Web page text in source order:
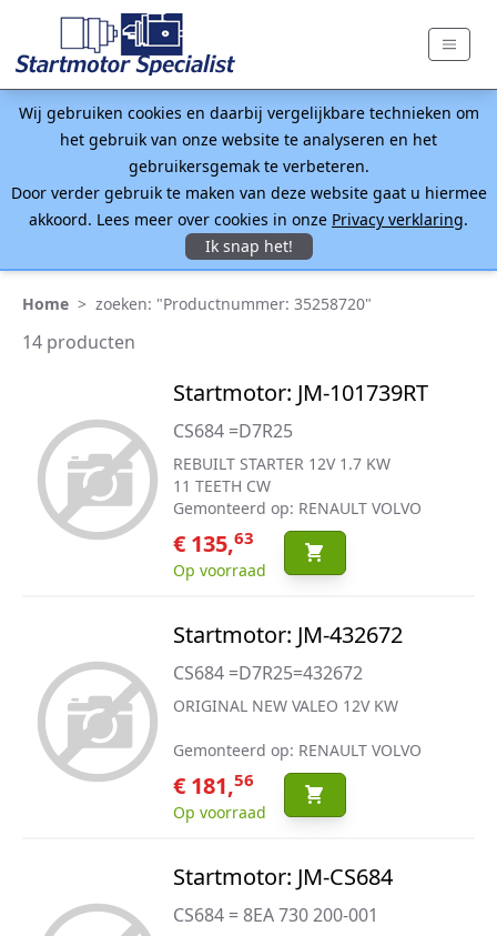
Wij gebruiken cookies en daarbij vergelijkbare technieken om
het gebruik van onze website te analyseren en het
gebruikersgemak te verbeteren.
Door verder gebruik te maken van deze website gaat u hiermee
akkoord. Lees meer over cookies in onze Privacy verklaring.
Ik snap het!
Home > zoeken: "Productnummer: 35258720"
14 producten
Startmotor: JM-101739RT
CS684 =D7R25
REBUILT STARTER 12V 1.7 KW
11 TEETH CW
Gemonteerd op: RENAULT VOLVO
€ 135,63
Op voorraad
Startmotor: JM-432672
CS684 =D7R25=432672
ORIGINAL NEW VALEO 12V KW
Gemonteerd op: RENAULT VOLVO
€ 181,56
Op voorraad
Startmotor: JM-CS684
CS684 = 8EA 730 200-001